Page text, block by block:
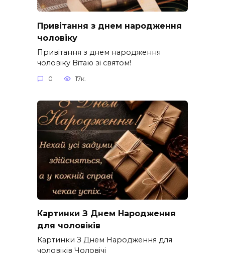
Привітання з днем народження
чоловіку
Привітання з днем народження
чоловіку Вітаю зі святом!
0 17к.
Картинки З Днем Народження
для чоловіків​
Картинки З Днем Народження для
чоловіків​ Чоловічі